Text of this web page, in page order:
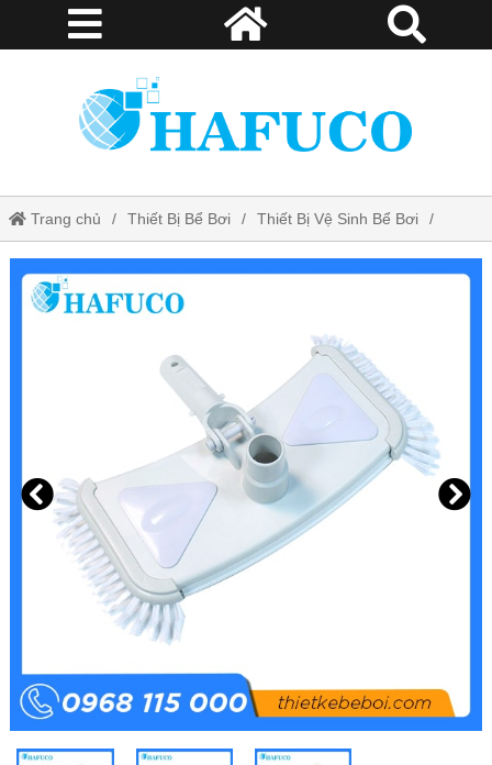
Trang chủ Thiết Bị Bể Bơi Thiết Bị Vệ Sinh Bể Bơi
Bàn hút gắn chổi Emaux CE 304